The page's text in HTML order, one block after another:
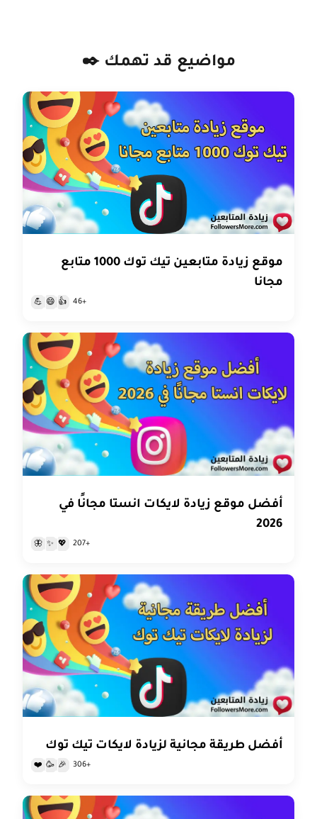
مواضيع قد تهمك ✒️
موقع زيادة متابعين تيك توك 1000 متابع
مجانا
+46
👍
😄
💪
أفضل موقع زيادة لايكات انستا مجانًا في
2026
+207
💖
✨
🦋
أفضل طريقة مجانية لزيادة لايكات تيك توك
+306
🎉
🥳
❤️